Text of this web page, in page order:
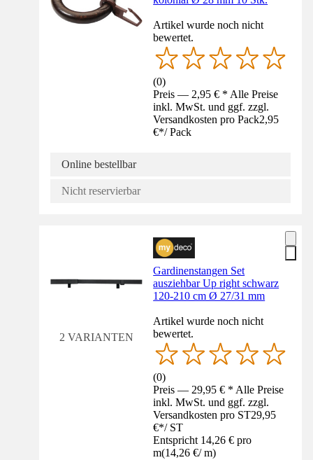
Artikel wurde noch nicht
bewertet.
(0)
Preis — 2,95 € * Alle Preise
inkl. MwSt. und ggf. zzgl.
Versandkosten pro Pack2,95
€*/ Pack
Online bestellbar
Nicht reservierbar
2 VARIANTEN
Gardinenstangen Set
ausziehbar Up right schwarz
120-210 cm Ø 27/31 mm
Artikel wurde noch nicht
bewertet.
(0)
Preis — 29,95 € * Alle Preise
inkl. MwSt. und ggf. zzgl.
Versandkosten pro ST29,95
€*/ ST
Entspricht 14,26 € pro
m(14,26 €/ m)